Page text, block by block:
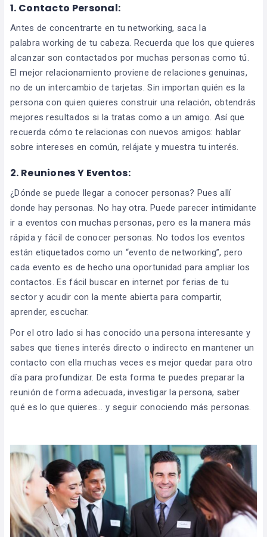
1. Contacto Personal:
Antes de concentrarte en tu networking, saca la
palabra working de tu cabeza. Recuerda que los que quieres
alcanzar son contactados por muchas personas como tú.
El mejor relacionamiento proviene de relaciones genuinas,
no de un intercambio de tarjetas. Sin importan quién es la
persona con quien quieres construir una relación, obtendrás
mejores resultados si la tratas como a un amigo. Así que
recuerda cómo te relacionas con nuevos amigos: hablar
sobre intereses en común, relájate y muestra tu interés.
2. Reuniones Y Eventos:
¿Dónde se puede llegar a conocer personas? Pues allí
donde hay personas. No hay otra. Puede parecer intimidante
ir a eventos con muchas personas, pero es la manera más
rápida y fácil de conocer personas. No todos los eventos
están etiquetados como un “evento de networking”, pero
cada evento es de hecho una oportunidad para ampliar los
contactos. Es fácil buscar en internet por ferias de tu
sector y acudir con la mente abierta para compartir,
aprender, escuchar.
Por el otro lado si has conocido una persona interesante y
sabes que tienes interés directo o indirecto en mantener un
contacto con ella muchas veces es mejor quedar para otro
día para profundizar. De esta forma te puedes preparar la
reunión de forma adecuada, investigar la persona, saber
qué es lo que quieres… y seguir conociendo más personas.